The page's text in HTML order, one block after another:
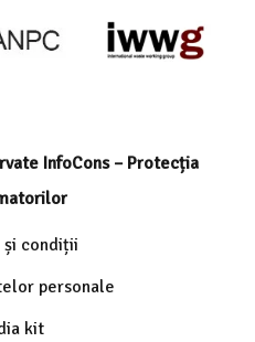
InfoCons – Protecția
și condiții
personale
kit